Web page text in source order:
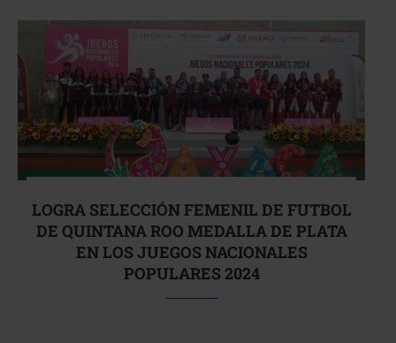
LOGRA SELECCIÓN FEMENIL DE FUTBOL
DE QUINTANA ROO MEDALLA DE PLATA
EN LOS JUEGOS NACIONALES
POPULARES 2024